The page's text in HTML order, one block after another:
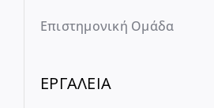
Επιστημονική Ομάδα
ΕΡΓΑΛΕΙΑ